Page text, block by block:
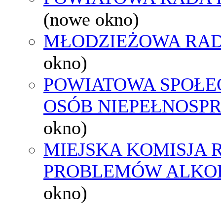
(nowe okno)
MŁODZIEŻOWA
okno)
POWIATOWA
OSÓB
okno)
MIEJSKA KOMISJA
PROBLEMÓW
okno)